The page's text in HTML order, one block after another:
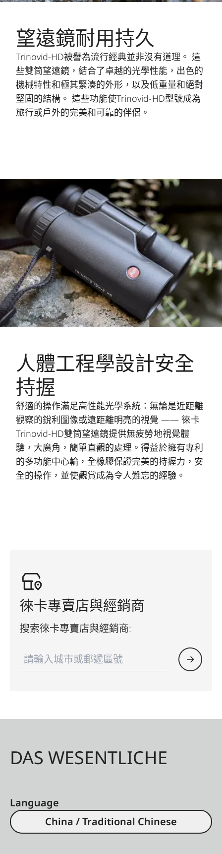
望遠鏡耐用持久
Trinovid-HD被譽為流行經典並非沒有道理。 這
些雙筒望遠鏡，結合了卓越的光學性能，出色的
機械特性和極其緊湊的外形，以及低重量和絕對
堅固的結構。 這些功能使Trinovid-HD型號成為
旅行或戶外的完美和可靠的伴侶。
人體工程學設計安全
持握
舒適的操作滿足高性能光學系統：無論是近距離
觀察的銳利圖像或遠距離明亮的視覺 —— 徠卡
Trinovid-HD雙筒望遠鏡提供無疲勞地視覺體
驗，大廣角，簡單直觀的處理。得益於擁有專利
的多功能中心輪，全橡膠保證完美的持握力，安
全的操作，並使觀賞成為令人難忘的經驗。
徠卡專賣店與經銷商
搜索徠卡專賣店與經銷商:
DAS WESENTLICHE
Language
China / Traditional Chinese